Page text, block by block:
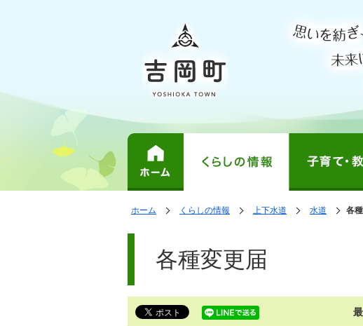
表
ペ
ホーム
のくらしの情報
の
上下水道
の
水道
の
各
文
で
各種変更届